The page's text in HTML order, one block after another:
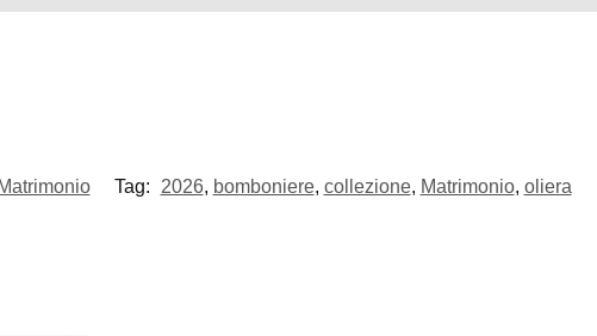
Matrimonio Tag: 2026, bomboniere, collezione, Matrimonio, oliera